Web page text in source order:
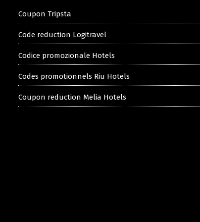
Coupon Tripsta
Code reduction Logitravel
Codice promozionale Hotels
Codes promotionnels Riu Hotels
Coupon reduction Melia Hotels